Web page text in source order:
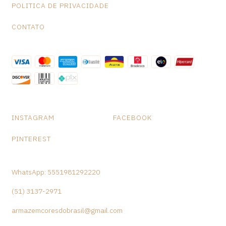
POLITICA DE PRIVACIDADE
CONTATO
INSTAGRAM FACEBOOK
PINTEREST
WhatsApp: 5551981292220
(51) 3137-2971
armazemcoresdobrasil@gmail.com